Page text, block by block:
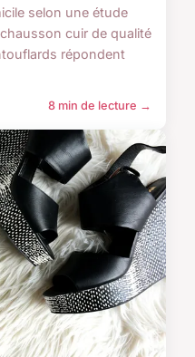
selon une étude
cuir de qualité
répondent
8 min de lecture →